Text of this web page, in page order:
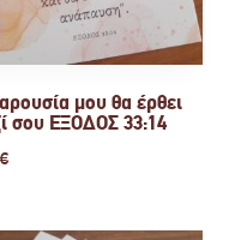
μου θα έρθει
σου ΕΞΟΔΟΣ 33:14
€